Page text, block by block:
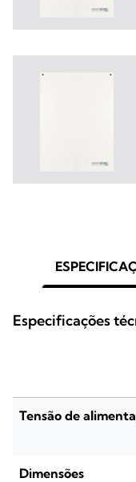
Especificações
Tensão de
Dimensões